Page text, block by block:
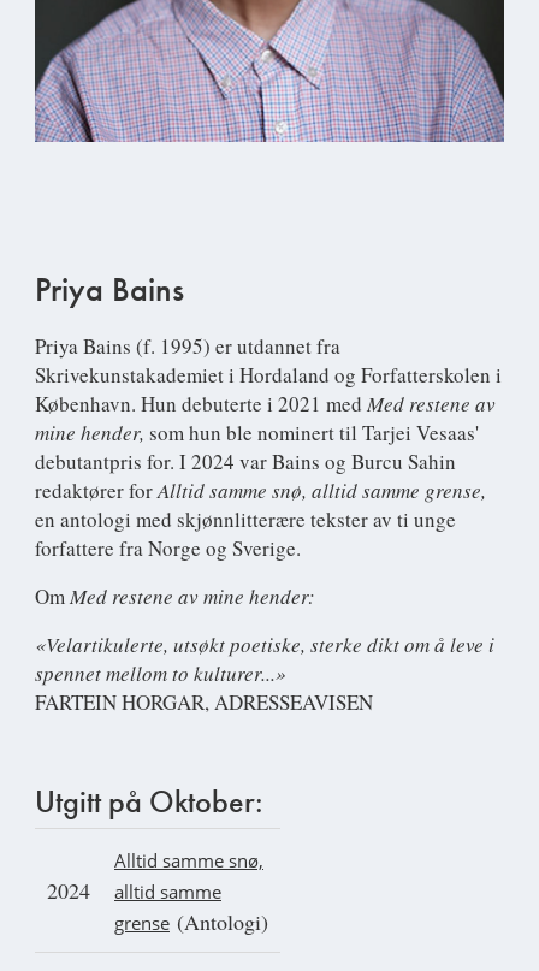
Priya Bains
Priya Bains (f. 1995) er utdannet fra
Skrivekunstakademiet i Hordaland og Forfatterskolen i
København. Hun debuterte i 2021 med Med restene av
mine hender, som hun ble nominert til Tarjei Vesaas'
debutantpris for. I 2024 var Bains og Burcu Sahin
redaktører forAlltid samme snø, alltid samme grense,
en antologi med skjønnlitterære tekster av ti unge
forfattere fra Norge og Sverige.
OmMed restene av mine hender:
«Velartikulerte, utsøkt poetiske, sterke dikt om å leve i
spennet mellom to kulturer...»
FARTEIN HORGAR, ADRESSEAVISEN
Utgitt på Oktober:
2024
Alltid samme snø,
alltid samme
grense (Antologi)